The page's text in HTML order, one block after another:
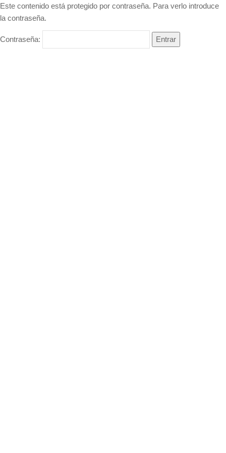
Este contenido está protegido por contraseña. Para verlo introduce
la contraseña.
Contraseña: